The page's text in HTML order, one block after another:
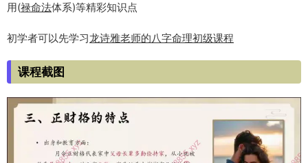
用(禄命法体系)等精彩知识点
初学者可以先学习龙诗雅老师的八字命理初级课程
课程截图